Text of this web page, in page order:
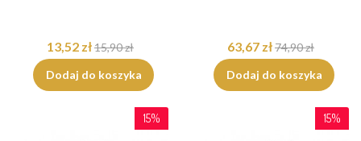
13,52 zł15,90 zł
Dodaj do koszyka
63,67 zł74,90 zł
Dodaj do koszyka
15% 15%